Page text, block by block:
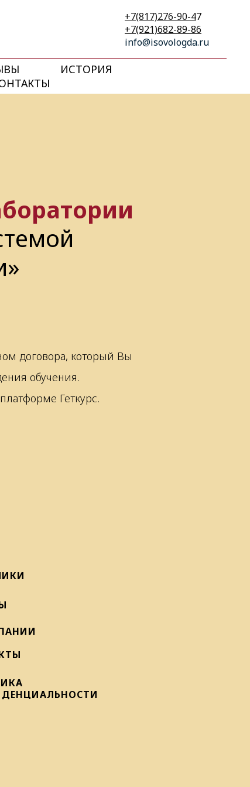
+7(817)276-90-47
+7(921)682-89-86
info@isovologda.ru
ИСТОРИЯ
договора, который Вы
обучения.
Геткурс.